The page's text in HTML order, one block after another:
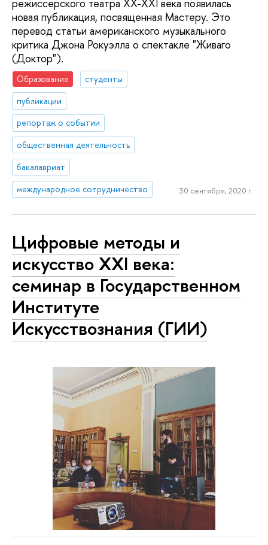
режиссерского театра XX-XXI века появилась
новая публикация, посвященная Мастеру. Это
перевод статьи американского музыкального
критика Джона Рокуэлла о спектакле "Живаго
(Доктор").
Образование
студенты
публикации
репортаж о событии
общественная деятельность
бакалавриат
международное сотрудничество
30 сентября, 2020 г.
Цифровые методы и
искусство XXI века:
семинар в Государственном
Институте
Искусствознания (ГИИ)